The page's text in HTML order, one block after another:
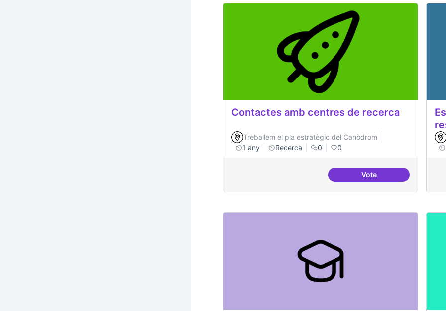
Contactes amb centres de recerca
Treballem el pla estratègic del Canòdrom
1 any
Recerca 0 0
VoteContactes amb centres